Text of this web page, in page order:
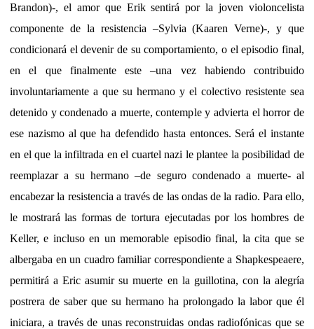
Brandon)-, el amor que Erik sentirá por la joven violoncelista
componente de la resistencia –Sylvia (Kaaren Verne)-, y que
condicionará el devenir de su comportamiento, o el episodio final,
en el que finalmente este –una vez habiendo contribuido
involuntariamente a que su hermano y el colectivo resistente sea
detenido y condenado a muerte, contemple y advierta el horror de
ese nazismo al que ha defendido hasta entonces. Será el instante
en el que la infiltrada en el cuartel nazi le plantee la posibilidad de
reemplazar a su hermano –de seguro condenado a muerte- al
encabezar la resistencia a través de las ondas de la radio. Para ello,
le mostrará las formas de tortura ejecutadas por los hombres de
Keller, e incluso en un memorable episodio final, la cita que se
albergaba en un cuadro familiar correspondiente a Shapkespeaere,
permitirá a Eric asumir su muerte en la guillotina, con la alegría
postrera de saber que su hermano ha prolongado la labor que él
iniciara, a través de unas reconstruidas ondas radiofónicas que se